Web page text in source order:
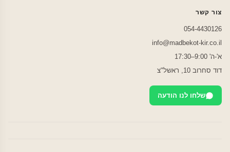
צור קשר
054-4430126
info@madbekot-kir.co.il
א'-ה' 9:00–17:30
דוד סחרוב 10, ראשל"צ
שלחו לנו הודעה